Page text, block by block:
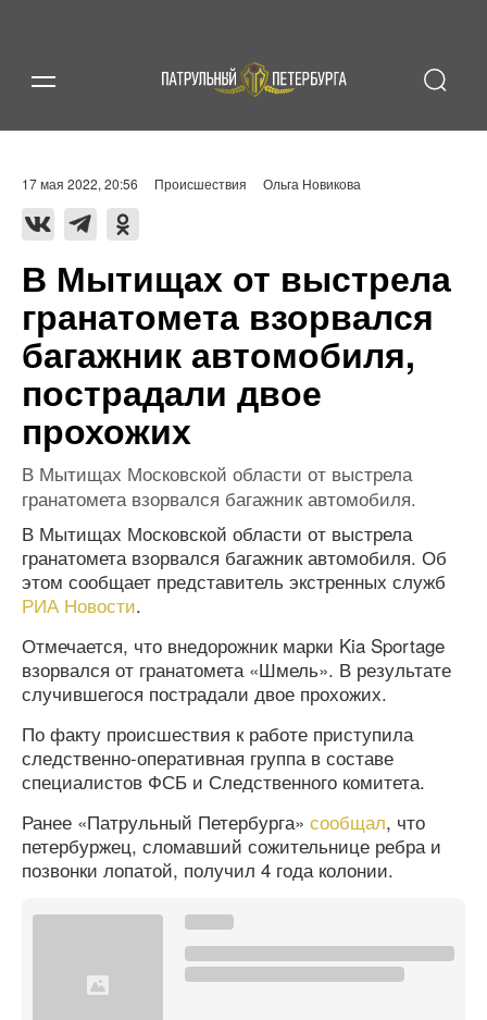
17 мая 2022, 20:56 Происшествия Ольга Новикова
В Мытищах от выстрела
гранатомета взорвался
багажник автомобиля,
пострадали двое
прохожих
В Мытищах Московской области от выстрела
гранатомета взорвался багажник автомобиля.
В Мытищах Московской области от выстрела
гранатомета взорвался багажник автомобиля. Об
этом сообщает представитель экстренных служб
РИА Новости.
Отмечается, что внедорожник марки Kia Sportage
взорвался от гранатомета «Шмель». В результате
случившегося пострадали двое прохожих.
По факту происшествия к работе приступила
следственно-оперативная группа в составе
специалистов ФСБ и Следственного комитета.
Ранее «Патрульный Петербурга» сообщал, что
петербуржец, сломавший сожительнице ребра и
позвонки лопатой, получил 4 года колонии.